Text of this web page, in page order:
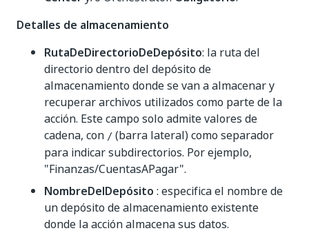
Detalles de almacenamiento
RutaDeDirectorioDeDepósito: la ruta del
directorio dentro del depósito de
almacenamiento donde se van a almacenar y
recuperar archivos utilizados como parte de la
acción. Este campo solo admite valores de
cadena, con / (barra lateral) como separador
para indicar subdirectorios. Por ejemplo,
"Finanzas/CuentasAPagar".
NombreDelDepósito : especifica el nombre de
un depósito de almacenamiento existente
donde la acción almacena sus datos.